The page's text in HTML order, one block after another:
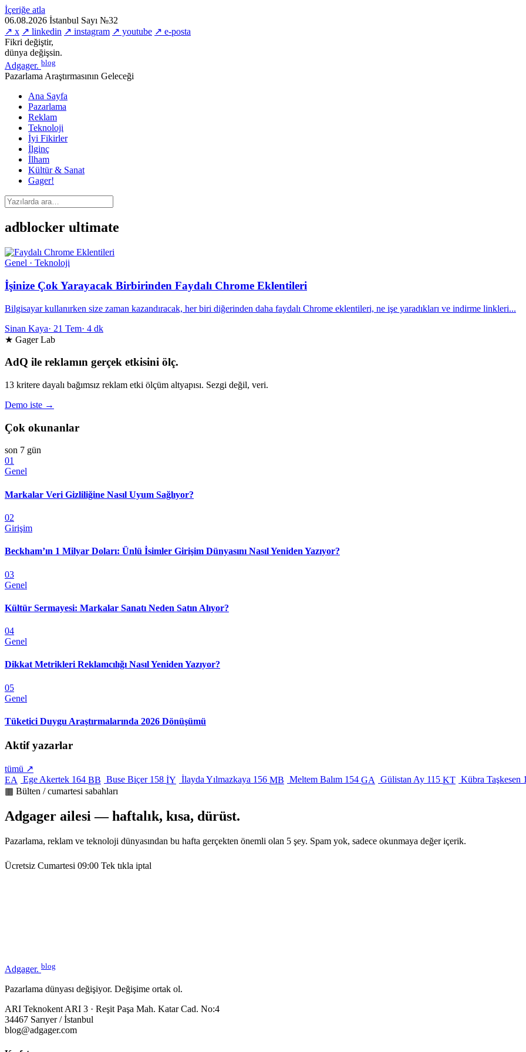
İçeriğe atla
06.08.2026 İstanbul Sayı №32
↗ x ↗ linkedin ↗ instagram ↗ youtube ↗ e-posta
Fikri değiştir,
dünya değişsin.
Adgager. blog
Pazarlama Araştırmasının Geleceği
Ana Sayfa
Pazarlama
Reklam
Teknoloji
İyi Fikirler
İlginç
İlham
Kültür & Sanat
Gager!
adblocker ultimate
Genel · Teknoloji
İşinize Çok Yarayacak Birbirinden Faydalı Chrome Eklentileri
Bilgisayar kullanırken size zaman kazandıracak, her biri diğerinden daha faydalı Chrome eklentileri, ne işe yaradıkları ve indirme linkleri...
Sinan Kaya· 21 Tem· 4 dk
★ Gager Lab
AdQ ile reklamın gerçek etkisini ölç.
13 kritere dayalı bağımsız reklam etki ölçüm altyapısı. Sezgi değil, veri.
Demo iste →
Çok okunanlar
son 7 gün
01
Genel
Markalar Veri Gizliliğine Nasıl Uyum Sağlıyor?
02
Girişim
Beckham’ın 1 Milyar Doları: Ünlü İsimler Girişim Dünyasını Nasıl Yeniden Yazıyor?
03
Genel
Kültür Sermayesi: Markalar Sanatı Neden Satın Alıyor?
04
Genel
Dikkat Metrikleri Reklamcılığı Nasıl Yeniden Yazıyor?
05
Genel
Tüketici Duygu Araştırmalarında 2026 Dönüşümü
Aktif yazarlar
tümü ↗
EA
Ege Akertek 164 BB Buse Biçer 158 İY İlayda Yılmazkaya 156 MB Meltem Balım 154 GA Gülistan Ay 115 KT Kübra Taşkesen
▦ Bülten / cumartesi sabahları
Adgager ailesi — haftalık, kısa, dürüst.
Pazarlama, reklam ve teknoloji dünyasından bu hafta gerçekten önemli olan 5 şey. Spam yok, sadece okunmaya değer içerik.
Ücretsiz Cumartesi 09:00 Tek tıkla iptal
Adgager. blog
Pazarlama dünyası değişiyor. Değişime ortak ol.
ARI Teknokent ARI 3 · Reşit Paşa Mah. Katar Cad. No:4
34467 Sarıyer / İstanbul
blog@adgager.com